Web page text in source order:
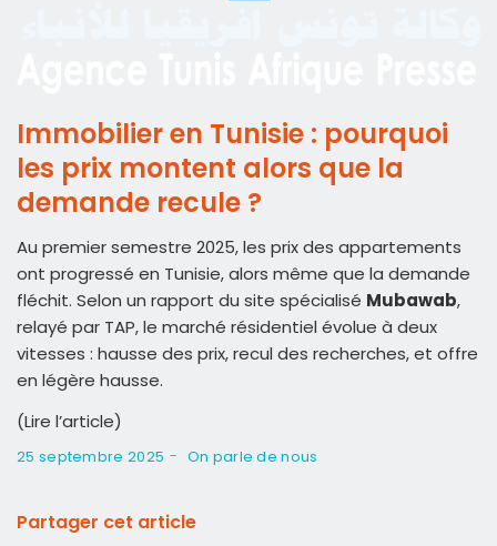
Immobilier en Tunisie : pourquoi
les prix montent alors que la
demande recule ?
Au premier semestre 2025, les prix des appartements
ont progressé en Tunisie, alors même que la demande
fléchit. Selon un rapport du site spécialisé Mubawab,
relayé par TAP, le marché résidentiel évolue à deux
vitesses : hausse des prix, recul des recherches, et offre
en légère hausse.
(Lire l’article)
25 septembre 2025 - On parle de nous
Partager cet article